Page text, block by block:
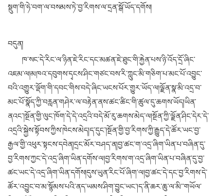
སྡུག་གི་ཧེ་བག་ལ་བསམས་ཏེ་བྱ་རིགས་ལ་དྲན་སྒོ་ཡོད་དགོས།
བདུན།
ཁ་སང་དེ་རིང་ལ་ཉིན་ཇེ་རིང་དང་མཚན་ཇེ་ཐུང་གི་རྐྱེན་པས་ཉི་འོད་དྲོ་ཞིང་
འཇམ་ལ།མཁའ་དབུགས་དྭངས་ཤིང་གཙང་བས་རི་ཀླུང་མི་གཅིག་པ་མང་པོ་འབྱུང་
བའི་འགྱུར་ལྡོག་གི་དབང་གིས་བདེ་ཞིང་ཡངས་པོར་གྱུར་ཡོད་ལ།ལྗོན་སྣ་མི་འདྲ་བ་
མང་པོ་སྣོད་ཀྱི་བརླན་གཤེར་ལ་བརྟེན་ནས་ཚང་ཚིང་གི་ཚུལ་དུ་ཆགས་ཡོད།ཡིན་
ནའང་།སྔོན་གྱི་ལུང་ཁོག་དེ་དེ་འདྲའི་བདེ་མོ་རུ་ཆགས་མེད་ལ།སྔོན་ཀྱི་ལྗོན་ཤིང་དེར་དེ་
འདྲའི་སྐྱེས་སྟོབས་ཀྱིས་ཁེངས་མེད།ད་དུང་།སྔོན་གྱི་བྱ་རིགས་ཀྱི་རྒྱུད་དེ་ཚོར་ཡང་བྱ་
རྒྱལ་གྱི་འཕུར་སྟངས་དབེན།དྲང་མོར་བཤད་ན།བྱ་ཚང་ག་འདྲ་ཞིག་ཡིན་པ་བཞིན་དུ་
བྱ་རིགས་ཀྱང་དེ་འདྲ་ཞིག་ཡིན་དགོས་ལ།བྱ་རིགས་ག་འདྲ་ཞིག་ཡིན་པ་བཞིན་དུ་བྱ་
ཚང་ཡང་དེ་འདྲ་ཞིག་ཡིན་དགོས།དུས་ཡུན་རིང་པོ་ཞིག་ལ།བྱ་ཚང་དེ་དང་བྱ་རིགས་དེ་
ཚོར་འབྱུང་བ་མ་སྙོམས་པའི་ནད་ཡམས་ཤིག་བྱུང་ཡང་།ད་ནི་ཆར་ཆུ་ལ་མི་་གཡོལ་